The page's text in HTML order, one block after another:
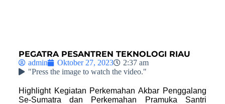
PEGATRA PESANTREN TEKNOLOGI RIAU
admin Oktober 27, 2023
2:37 am
"Press the image to watch the video."
Highlight Kegiatan Perkemahan Akbar Penggalang
Se-Sumatra dan Perkemahan Pramuka Santri